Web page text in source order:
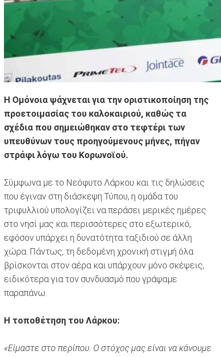
Η Ομόνοια ψάχνεται για την οριστικοποίηση της
προετοιμασίας του καλοκαιριού, καθώς τα
σχέδια που σημειώθηκαν στο τεφτέρι των
υπευθύνων τους προηγούμενους μήνες, πήγαν
στράφι λόγω του Κορωνοϊού.
Σύμφωνα με το Νεόφυτο Λάρκου και τις δηλώσεις
που έγιναν στη διάσκεψη Τύπου, η ομάδα του
τριφυλλιού υπολογίζει να περάσει μερικές ημέρες
στο νησί μας και περισσότερες στο εξωτερικό,
εφόσον υπάρχει η δυνατότητα ταξιδιού σε άλλη
χώρα. Πάντως, τη δεδομένη χρονική στιγμή όλα
βρίσκονται στον αέρα και υπάρχουν μόνο σκέψεις,
ειδικότερα για τον συνδυασμό που γράψαμε
παραπάνω.
Η τοποθέτηση του Λάρκου:
«Είμαστε στο περίπου. Ο στόχος μας είναι να κάνουμε